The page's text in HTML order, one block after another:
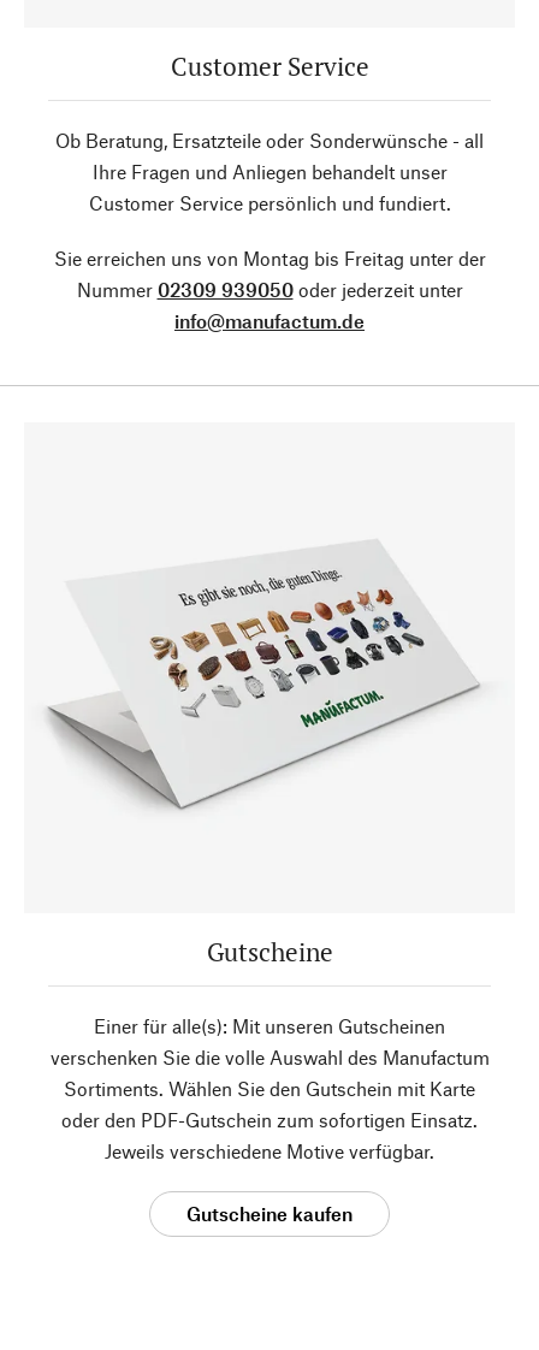
Customer Service
Ob Beratung, Ersatzteile oder Sonderwünsche - all
Ihre Fragen und Anliegen behandelt unser
Customer Service persönlich und fundiert.
Sie erreichen uns von Montag bis Freitag unter der
Nummer 02309 939050oder jederzeit unter
info@manufactum.de
Gutscheine
Einer für alle(s): Mit unseren Gutscheinen
verschenken Sie die volle Auswahl des Manufactum
Sortiments. Wählen Sie den Gutschein mit Karte
oder den PDF-Gutschein zum sofortigen Einsatz.
Jeweils verschiedene Motive verfügbar.
Gutscheine kaufen